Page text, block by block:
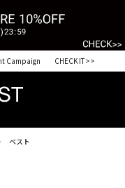
Campaign CHECK IT>>
ベスト